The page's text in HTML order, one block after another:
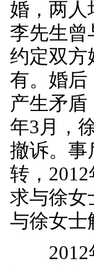
婚，两人
李先生曾
约定双方
有。婚后
产生矛盾
年3月，
撤诉。事
转，
求与徐女
与徐女士
2012年